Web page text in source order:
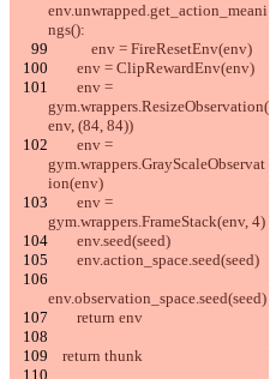
env.unwrapped.get_action_meani
ngs():
            env = FireResetEnv(env)
        env = ClipRewardEnv(env)
gym.wrappers.ResizeObservation(
env, (84, 84))
gym.wrappers.GrayScaleObservat
ion(env)
gym.wrappers.FrameStack(env, 4)
        env.seed(seed)
        env.action_space.seed(seed)
env.observation_space.seed(seed)
        return env
    return thunk